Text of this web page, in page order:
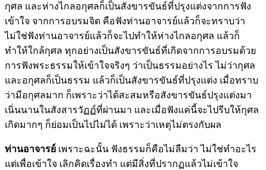
กุศล และห่างไกลอกุศลก็เป็นสังขารขันธ์ที่ปรุงแต่งจากการฟัง
เข้าใจ จากการอบรมจิต คือฟังท่านอาจารย์แล้วก็จะทราบว่า
ไม่ใช่ฟังท่านอาจารย์แล้วก็จะไปทำให้ห่างไกลอกุศล แล้วก็
ทำให้ใกล้กุศล ทุกอย่างเป็นสังขารขันธ์ที่เกิดจากการอบรมด้วย
การฟังพระธรรมให้เข้าใจจริงๆ ว่าเป็นธรรมอย่างไร ไม่ว่ากุศล
และอกุศลก็เป็นธรรม แล้วก็เป็นสังขารขันธ์ที่ปรุงแต่ง เมื่อทราบ
ว่ามีอกุศลมาก ก็เพราะว่าได้สะสมหรือสังขารขันธ์ปรุงแต่งมา
เนิ่นนานในสังสารวัฏฏ์ที่ผ่านมา และเมื่อฟังแค่นี้จะไปรีบให้กุศล
เกิดมากๆ ก็ย่อมเป็นไปไม่ได้ เพราะว่าเหตุไม่ตรงกับผล
ท่านอาจารย์ เพราะฉะนั้น ฟังธรรมก็คือไม่ลืมว่า ไม่ใช่ทำอะไร
แต่เพื่อเข้าใจ เลิกคิดเรื่องทำ แต่มีสิ่งที่ปรากฏแล้วไม่เข้าใจ